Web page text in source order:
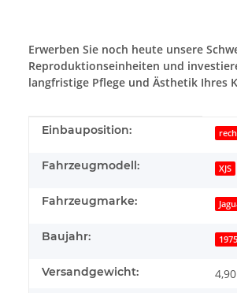
Erwerben Sie noch heute unsere
Reproduktionseinheiten und
langfristige Pflege und Ästhetik Ihres
Produkteigenschaft
Wert
Einbauposition:
Fahrzeugmodell: XJS
Fahrzeugmarke:
Baujahr:
Versandgewicht: